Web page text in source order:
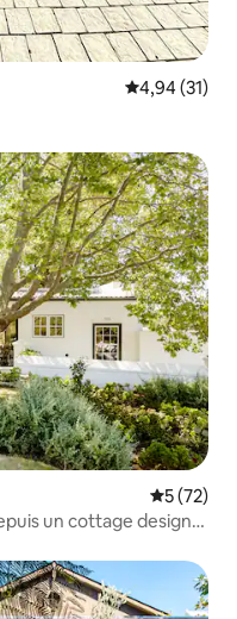
Évaluation
4,94 (31)
appréciés
5 (72)
un cottage design